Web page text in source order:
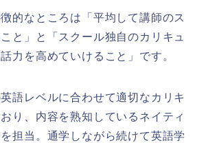
的なところは「平均して講師のス
と」と「スクール独自のカリキュ
力を高めていけること」です。
語レベルに合わせて適切なカリキ
り、内容を熟知しているネイティ
担当。通学しながら続けて英語学